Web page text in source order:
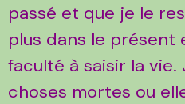
passé et que je le
plus dans le présent
faculté à saisir la
choses mortes ou